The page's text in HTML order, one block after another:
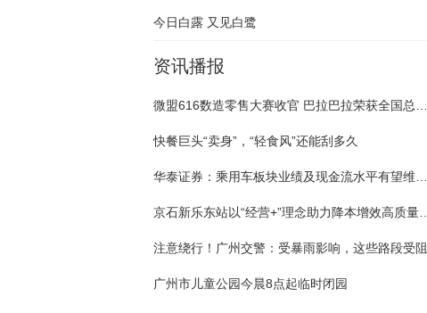
今日白露 又见白鹭
资讯播报
快餐巨头“卖身”，“轻食风”还能刮多久
注意绕行！广州交警：受暴雨影响，这些路段受阻
广州市儿童公园今晨8点起临时闭园